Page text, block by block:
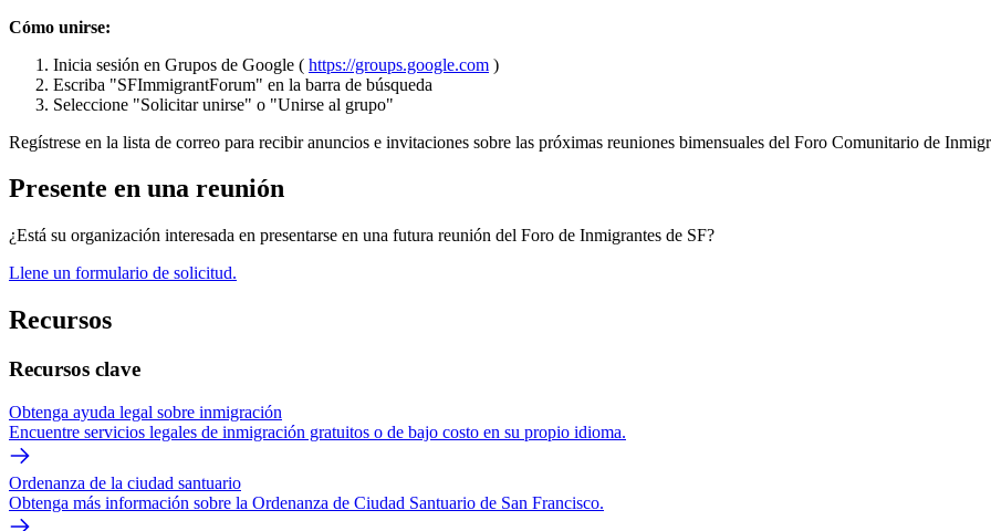
Cómo unirse:
Inicia sesión en Grupos de Google ( https://groups.google.com )
Escriba "SFImmigrantForum" en la barra de búsqueda
Seleccione "Solicitar unirse" o "Unirse al grupo"
Regístrese en la lista de correo para recibir anuncios e invitaciones sobre las próximas reuniones bimensuales del Foro Comunitario de
Presente en una reunión
¿Está su organización interesada en presentarse en una futura reunión del Foro de Inmigrantes de SF?
Llene un formulario de solicitud.
Recursos
Recursos clave
Obtenga ayuda legal sobre inmigración
Encuentre servicios legales de inmigración gratuitos o de bajo costo en su propio idioma.
Ordenanza de la ciudad santuario
Obtenga más información sobre la Ordenanza de Ciudad Santuario de San Francisco.